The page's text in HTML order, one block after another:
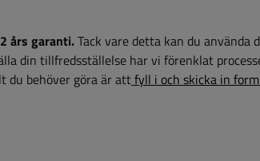
års garanti.Tack vare detta kan du använda
din tillfredsställelse har vi förenklat
du behöver göra är attfyll i och skicka in